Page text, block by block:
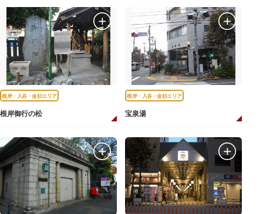
根岸・入谷・金杉エリア
根岸御行の松
根岸・入谷・金杉エリア
宝泉湯